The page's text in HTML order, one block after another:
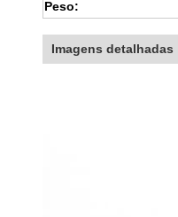
Peso:
Imagens detalhadas